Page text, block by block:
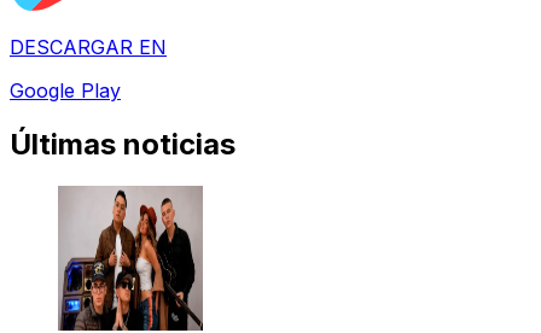
DESCARGAR EN
Google Play
Últimas noticias